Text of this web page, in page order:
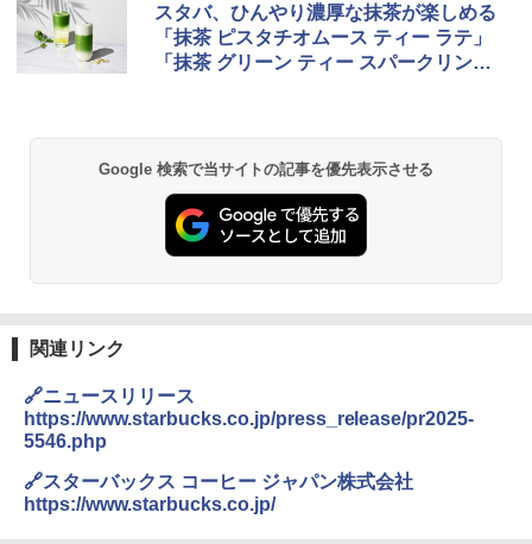
1
チキンラーメン どんぶり 85g×12個 日清
食品 インスタント カップ麺
￥1,939
国分 tabete だし麺 千葉県産はまぐりだ
￥2,323
パニー
1
[山善] スチームオーブンレンジ 25L 一人
暮らし 二人暮らし フラットテーブル ス
チーム調理 自動メニュー19種搭載 角皿
付き ブラック MRK-F250TSV(B)
シャープ 過熱水蒸気 オーブンレンジ 23
L 1段調理 ブラック RE-WF232-B シンプ
ル操作 コンパクト 一人暮らし 二人暮ら
し らくチン!（絶対湿度）センサー ノン
フライ調理 トースト スチームあたため
3
【セット買い】 [山善] スチームオーブン
人暮らし フラットテーブル グレー YRZ-
WF150TV(H) + 炊飯器 5.5合 マイコン式
低温調理 AMRC-10M(B) ブラック
スタバ、ひんやり濃厚な抹茶が楽しめる
「抹茶 ピスタチオムース ティー ラテ」
「抹茶 グリーン ティー スパークリン
Google 検索で当サイトの記事を優先表示させる
関連リンク
🔗ニュースリリース
https://www.starbucks.co.jp/press_release/pr2025-
5546.php
🔗スターバックス コーヒー ジャパン株式会社
https://www.starbucks.co.jp/